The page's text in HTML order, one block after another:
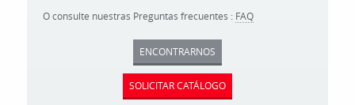
O consulte nuestras Preguntas frecuentes : FAQ
ENCONTRARNOS
SOLICITAR CATÁLOGO